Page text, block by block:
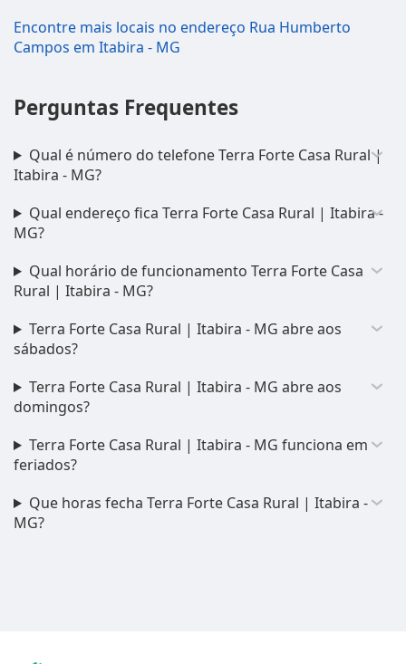
Encontre mais locais no endereço Rua Humberto
Campos em Itabira - MG
Perguntas Frequentes
Qual é número do telefone Terra Forte Casa Rural |
Itabira - MG?
Qual endereço fica Terra Forte Casa Rural | Itabira -
MG?
Qual horário de funcionamento Terra Forte Casa
Rural | Itabira - MG?
Terra Forte Casa Rural | Itabira - MG abre aos
sábados?
Terra Forte Casa Rural | Itabira - MG abre aos
domingos?
Terra Forte Casa Rural | Itabira - MG funciona em
feriados?
Que horas fecha Terra Forte Casa Rural | Itabira -
MG?